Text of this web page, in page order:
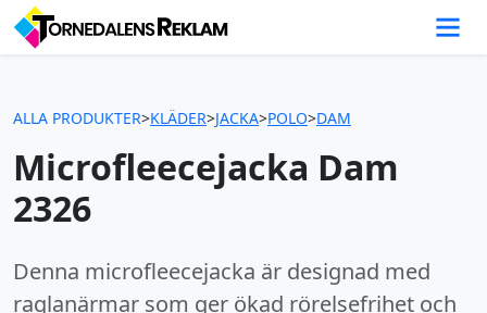
ALLA PRODUKTER>KLÄDER>JACKA>POLO>DAM
Microfleecejacka Dam
2326
Denna microfleecejacka är designad med
raglanärmar som ger ökad rörelsefrihet och